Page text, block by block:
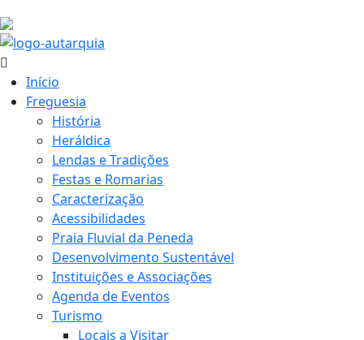
Início
Freguesia
História
Heráldica
Lendas e Tradições
Festas e Romarias
Caracterização
Acessibilidades
Praia Fluvial da Peneda
Desenvolvimento Sustentável
Instituições e Associações
Agenda de Eventos
Turismo
Locais a Visitar